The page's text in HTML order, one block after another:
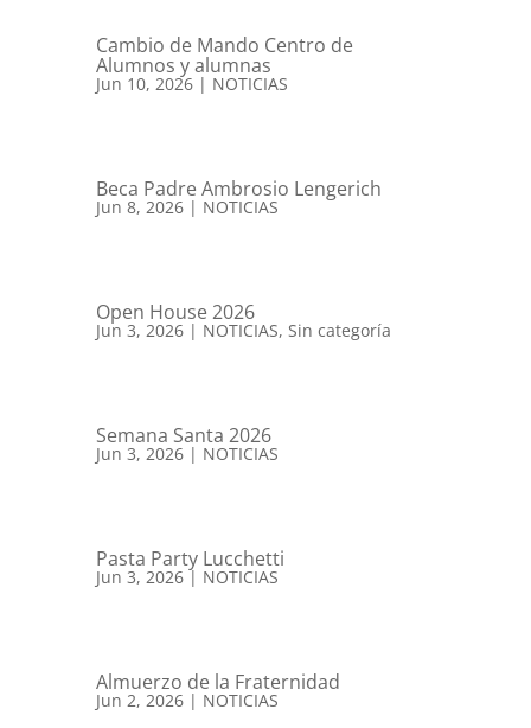
Cambio de Mando Centro de
Alumnos y alumnas
Jun 10, 2026| NOTICIAS
Beca Padre Ambrosio Lengerich
Jun 8, 2026| NOTICIAS
Open House 2026
Jun 3, 2026| NOTICIAS, Sin categoría
Semana Santa 2026
Jun 3, 2026| NOTICIAS
Pasta Party Lucchetti
Jun 3, 2026| NOTICIAS
Almuerzo de la Fraternidad
Jun 2, 2026| NOTICIAS